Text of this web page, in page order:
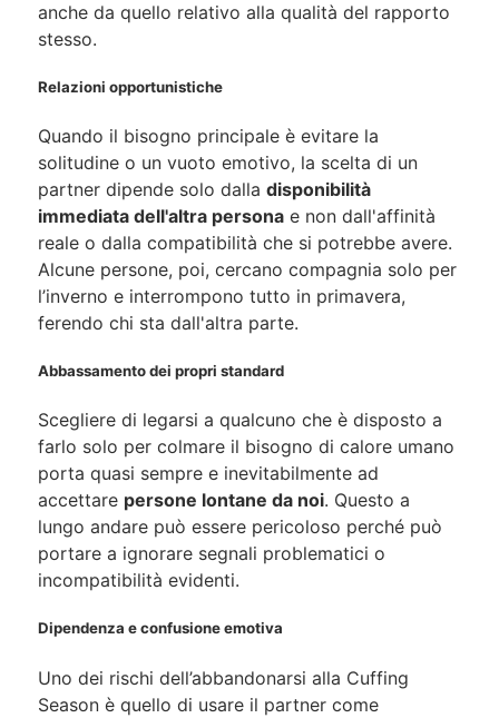
anche da quello relativo alla qualità del rapporto
stesso.
Relazioni opportunistiche
Quando il bisogno principale è evitare la
solitudine o un vuoto emotivo, la scelta di un
partner dipende solo dalla disponibilità
immediata dell'altra persona e non dall'affinità
reale o dalla compatibilità che si potrebbe avere.
Alcune persone, poi, cercano compagnia solo per
l’inverno e interrompono tutto in primavera,
ferendo chi sta dall'altra parte.
Abbassamento dei propri standard
Scegliere di legarsi a qualcuno che è disposto a
farlo solo per colmare il bisogno di calore umano
porta quasi sempre e inevitabilmente ad
accettare persone lontane da noi. Questo a
lungo andare può essere pericoloso perché può
portare a ignorare segnali problematici o
incompatibilità evidenti.
Dipendenza e confusione emotiva
Uno dei rischi dell’abbandonarsi alla Cuffing
Season è quello di usare il partner come